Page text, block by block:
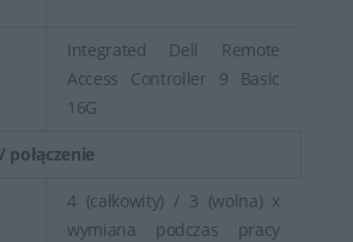
Integrated Dell Remote
Access Controller 9 Basic
16G
połączenie
4 (całkowity) / 3 (wolna) x
wymiana podczas pracy